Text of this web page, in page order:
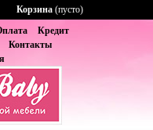
Кредит
Контакты
Корзина (пусто)